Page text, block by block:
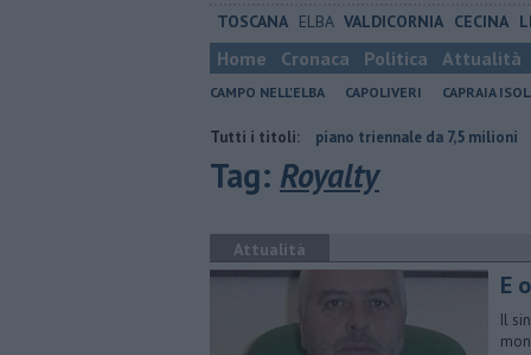
TOSCANA ELBA VALDICORNIA CECINA
Home Cronaca Politica Attualità
CAMPO NELL'ELBA CAPOLIVERI CAPRAIA
Tutti i titoli:
Porti regionali, piano triennale da 7,5 milioni Il
Tag: Royalty
Attualità
E
Il